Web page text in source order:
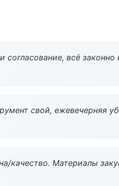
согласование, всё законно
свой, ежевечерняя
качество. Материалы